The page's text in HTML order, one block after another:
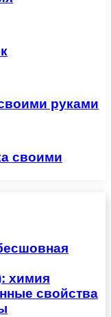
руками
своими
химия
свойства